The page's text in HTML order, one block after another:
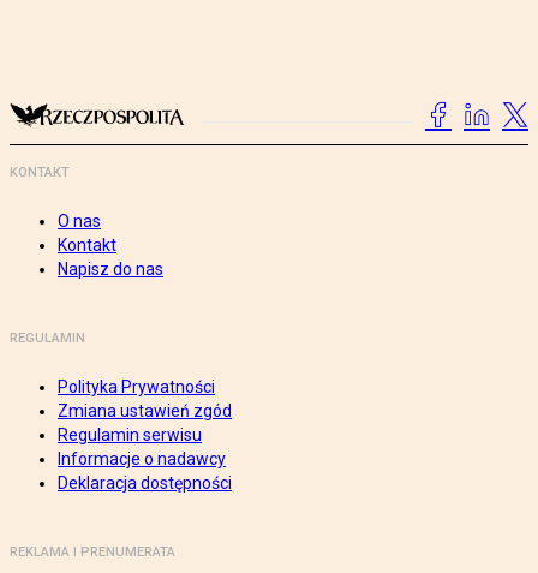
KONTAKT
O nas
Kontakt
Napisz do nas
REGULAMIN
Polityka Prywatności
Zmiana ustawień zgód
Regulamin serwisu
Informacje o nadawcy
Deklaracja dostępności
REKLAMA I PRENUMERATA